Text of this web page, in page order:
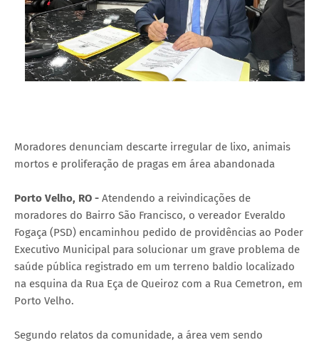
Moradores denunciam descarte irregular de lixo, animais
mortos e proliferação de pragas em área abandonada
Porto Velho, RO - Atendendo a reivindicações de
moradores do Bairro São Francisco, o vereador Everaldo
Fogaça (PSD) encaminhou pedido de providências ao Poder
Executivo Municipal para solucionar um grave problema de
saúde pública registrado em um terreno baldio localizado
na esquina da Rua Eça de Queiroz com a Rua Cemetron, em
Porto Velho.
Segundo relatos da comunidade, a área vem sendo